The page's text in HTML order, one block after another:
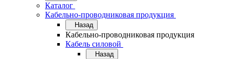
Каталог
Кабельно-проводниковая продукция
Назад
Кабельно-проводниковая продукция
Кабель силовой
Назад